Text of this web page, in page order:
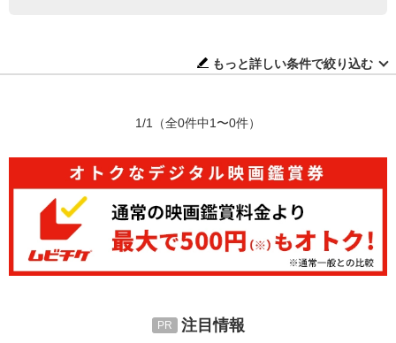
もっと詳しい条件で絞り込む
1/1 （全0件中1〜0件）
注目情報